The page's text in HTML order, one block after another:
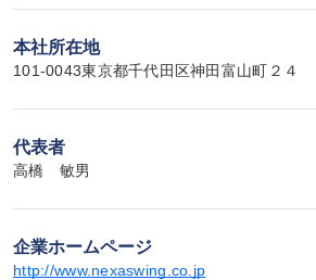
本社所在地
101-0043東京都千代田区神田富山町２４
代表者
高橋　敏男
企業ホームページ
http://www.nexaswing.co.jp